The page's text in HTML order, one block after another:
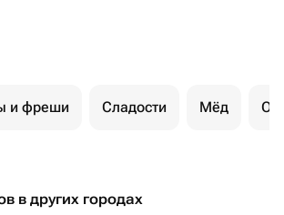
и фреши Сладости Мёд
в других городах